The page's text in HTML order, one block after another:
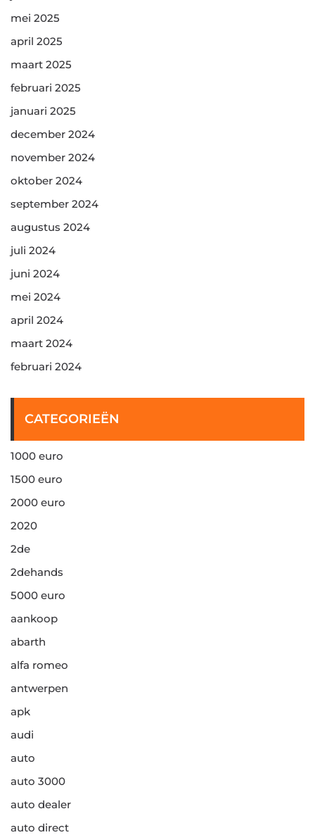
mei 2025
april 2025
maart 2025
februari 2025
januari 2025
december 2024
november 2024
oktober 2024
september 2024
augustus 2024
juli 2024
juni 2024
mei 2024
april 2024
maart 2024
februari 2024
CATEGORIEËN
1000 euro
1500 euro
2000 euro
2020
2de
2dehands
5000 euro
aankoop
abarth
alfa romeo
antwerpen
apk
audi
auto
auto 3000
auto dealer
auto direct